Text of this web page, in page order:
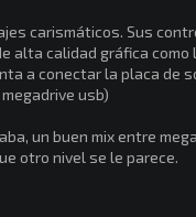
carismáticos. Sus
alta calidad gráfica
a conectar la placa de
usb)
un buen mix entre
otro nivel se le parece.